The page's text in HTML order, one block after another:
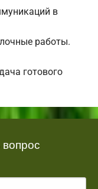
в
работы.
готового